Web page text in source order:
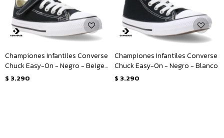
Championes Infantiles Converse
Chuck Easy-On - Negro - Beige -
Blanco
$ 3.290
Championes Infantiles Converse
Chuck Easy-On - Negro - Blanco
$ 3.290